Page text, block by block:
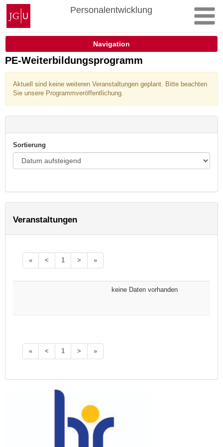
Zum
Inhalt
springen
Johannes
Gutenberg-
Universität
Personalentwicklung
Navigation
PE-Weiterbildungsprogramm
Aktuell sind keine weiteren Veranstaltungen geplant. Bitte beachten
Sie unsere Programmveröffentlichung.
Sortierung
Veranstaltungen
« < 1 > »
keine Daten vorhanden
« < 1 > »